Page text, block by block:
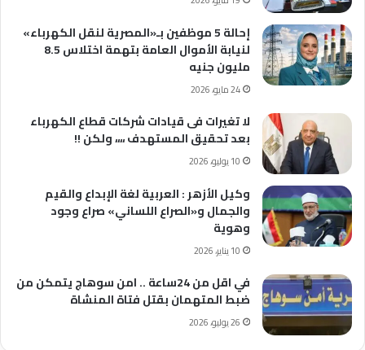
إحالة 5 موظفين بـ«المصرية لنقل الكهرباء»
لنيابة الأموال العامة بتهمة اختلاس 8.5
مليون جنيه
24 مايو، 2026
لا تغيرات فى قيادات شركات قطاع الكهرباء
بعد تحقيق المستهدف ،،،، ولكن !!
10 يوليو، 2026
وكيل الأزهر : العربية لغة الإبداع والقيم
والجمال و«الصراع اللساني» صراع وجود
وهوية
10 يناير، 2026
في اقل من 24ساعة .. امن سوهاج يتمكن من
ضبط المتهمان بقتل فتاة المنشاة
26 يوليو، 2026